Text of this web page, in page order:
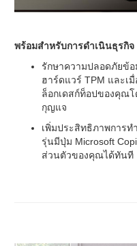
พร้อมสำหรับการดำเนินธุรกิจ
รักษาความปลอดภัยข้
ฮาร์ดแวร์ TPM และเ
ล็อกเดสก์ท็อปของคุณ
กุญแจ
เพิ่มประสิทธิภาพการท
รุ่นมีปุ่ม Microsoft
ส่วนตัวของคุณได้ทันที